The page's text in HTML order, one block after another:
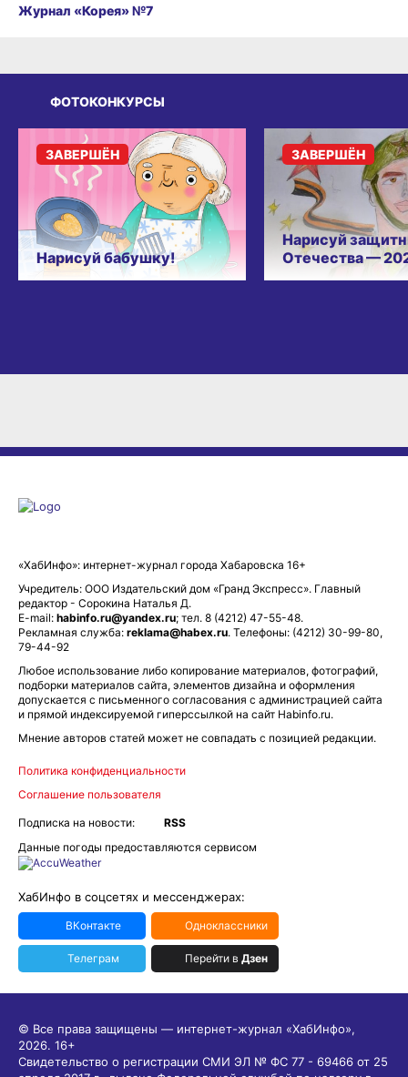
Журнал «Корея» №7
ФОТОКОНКУРСЫ
Нарисуй бабушку!
ЗАВЕРШЁН
Нарисуй
Отечества —
ЗАВЕРШЁН
«ХабИнфо»: интернет-журнал города Хабаровска 16+
Учредитель: ООО Издательский дом «Гранд Экспресс». Главный
редактор - Сорокина Наталья Д.
E-mail: habinfo.ru@yandex.ru; тел. 8 (4212) 47-55-48.
Рекламная служба: reklama@habex.ru. Телефоны: (4212) 30-99-80,
79-44-92
Любое использование либо копирование материалов, фотографий,
подборки материалов сайта, элементов дизайна и оформления
допускается с письменного согласования с администрацией сайта
и прямой индексируемой гиперссылкой на сайт Habinfo.ru.
Мнение авторов статей может не совпадать с позицией редакции.
Политика конфиденциальности
Соглашение пользователя
Подписка на новости:
RSS
Данные погоды предоставляются сервисом
ХабИнфо в соцсетях и мессенджерах:
ВКонтакте Одноклассники
Телеграм Перейти в Дзен
© Все права защищены — интернет-журнал «ХабИнфо»,
2026. 16+
Свидетельство о регистрации СМИ ЭЛ № ФС 77 - 69466 от 25